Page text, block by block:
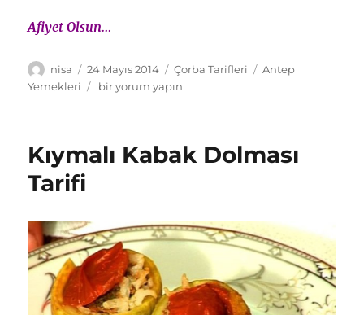
Afiyet Olsun…
Yazar
nisa
Yayın
tarihi
24 Mayıs 2014 Kategoriler
Çorba Tarifleri Etiketler
Antep
Yemekleri
Antep
için
bir yorum yapın
Kıymalı Kabak Dolması
Tarifi